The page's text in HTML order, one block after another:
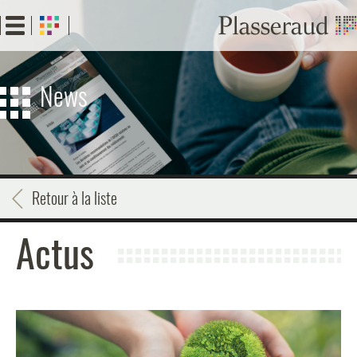
au
contenu
principal
News
Retour à la liste
Actus